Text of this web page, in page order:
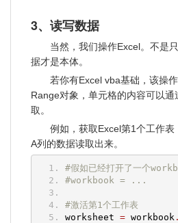
3、读写数据
当然，我们操作Excel。不是
据才是本体。
若你有Excel vba基础，该操
Range对象，单元格的内容可以
取。
例如，获取Excel第1个工作
A列的数据读取出来。
#假如已经打开了一个
#workbook = ...
#激活第1个工作表
worksheet = workbook .